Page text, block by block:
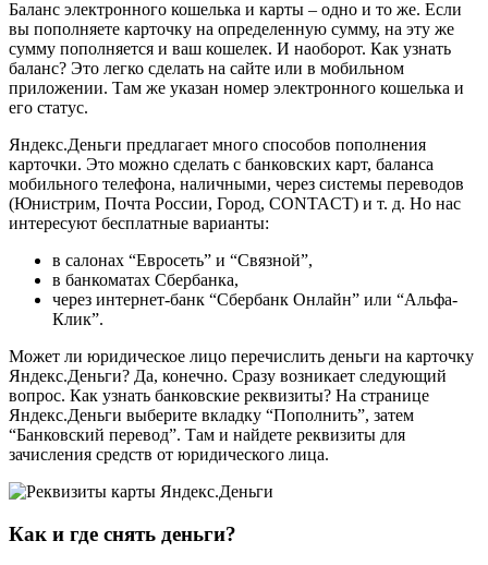
Баланс электронного кошелька и карты – одно и то же. Если
вы пополняете карточку на определенную сумму, на эту же
сумму пополняется и ваш кошелек. И наоборот. Как узнать
баланс? Это легко сделать на сайте или в мобильном
приложении. Там же указан номер электронного кошелька и
его статус.
Яндекс.Деньги предлагает много способов пополнения
карточки. Это можно сделать с банковских карт, баланса
мобильного телефона, наличными, через системы переводов
(Юнистрим, Почта России, Город, CONTACT) и т. д. Но нас
интересуют бесплатные варианты:
в салонах “Евросеть” и “Связной”,
в банкоматах Сбербанка,
через интернет-банк “Сбербанк Онлайн” или “Альфа-
Клик”.
Может ли юридическое лицо перечислить деньги на карточку
Яндекс.Деньги? Да, конечно. Сразу возникает следующий
вопрос. Как узнать банковские реквизиты? На странице
Яндекс.Деньги выберите вкладку “Пополнить”, затем
“Банковский перевод”. Там и найдете реквизиты для
зачисления средств от юридического лица.
Как и где снять деньги?